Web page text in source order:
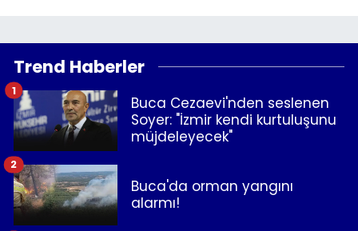
Trend Haberler
Buca Cezaevi'nden seslenen
Soyer: "İzmir kendi kurtuluşunu
müjdeleyecek"
1
Buca'da orman yangını
alarmı!
2